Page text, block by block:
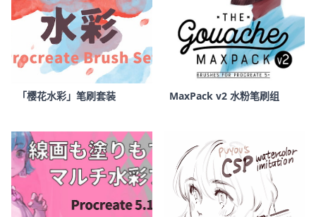
「樱花水彩」笔刷套装 MaxPack v2 水粉笔刷组